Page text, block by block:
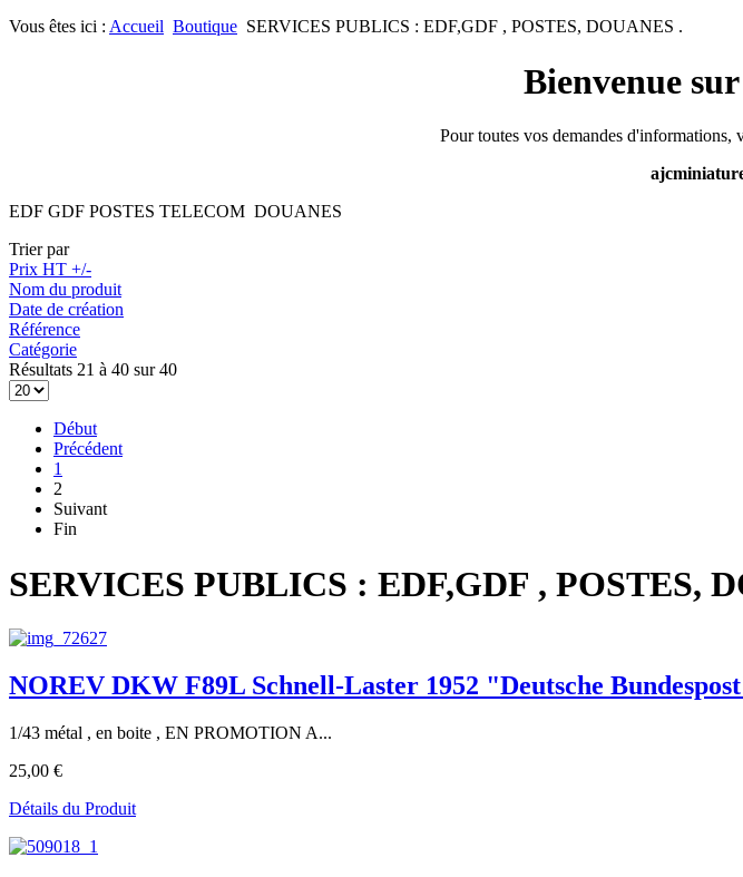
Vous êtes ici : Accueil Boutique SERVICES PUBLICS : EDF,GDF , POSTES, DOUANES .
Bienvenue
Pour toutes vos demandes d'informations,
EDF GDF POSTES TELECOM DOUANES
Trier par
Prix HT +/-
Nom du produit
Date de création
Référence
Catégorie
Résultats 21 à 40 sur 40
Début
Précédent
1
2
Suivant
Fin
SERVICES PUBLICS : EDF,GDF , POSTES,
NOREV DKW F89L Schnell-Laster 1952 "Deutsche
1/43 métal , en boite , EN PROMOTION A...
25,00 €
Détails du Produit